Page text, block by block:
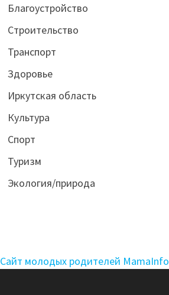
Благоустройство
Строительство
Транспорт
Здоровье
Иркутская область
Культура
Спорт
Туризм
Экология/природа
Сайт молодых родителей MamaInfo